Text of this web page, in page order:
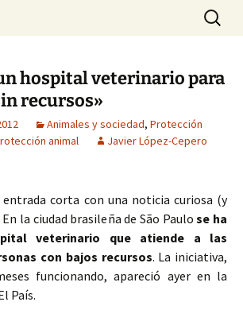
Vínculo humano-
e Investigación
animal bond in
education & research
Buscar:
hospital veterinario para
recursos»
Animales y sociedad, Protección
animal
Javier López-Cepero
corta con una noticia curiosa (y
la ciudad brasileña de São Paulose ha
veterinario que atiende a las
con bajos recursos. La iniciativa,
funcionando, apareció ayer en la
País.